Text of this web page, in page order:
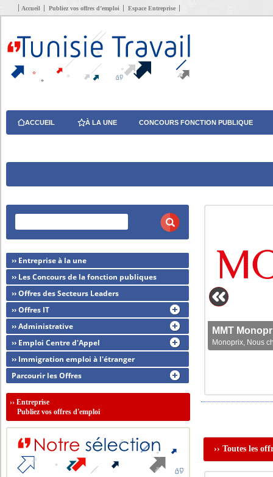
Accueil Publiez vos offres d’emploi Espace Entreprise
ACCUEIL À LA UNE CONCOURS FONCTION PUBLIQUE
MMT
Monoprix, Nous
›› Toutes les
›› Entreprise à la une
›› Les Concours de la fonction publiques
›› Offres des Secteurs Leaders
›› Offres IT
›› Administrative
›› Emploi Centre d'Appel
›› Immigration emploi à l'étranger
Parcourir les Offres
››Entreprise
Publiez vos offres d'emploi